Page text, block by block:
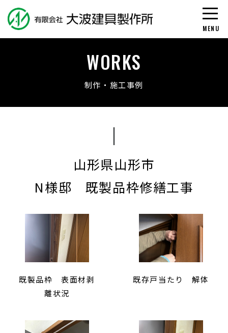
N様邸 既
WORKS
制作・施工事例
山形県山形市
N様邸 既製品枠修繕工事
既製品枠 表面材剥
離状況
既存戸当たり 解体